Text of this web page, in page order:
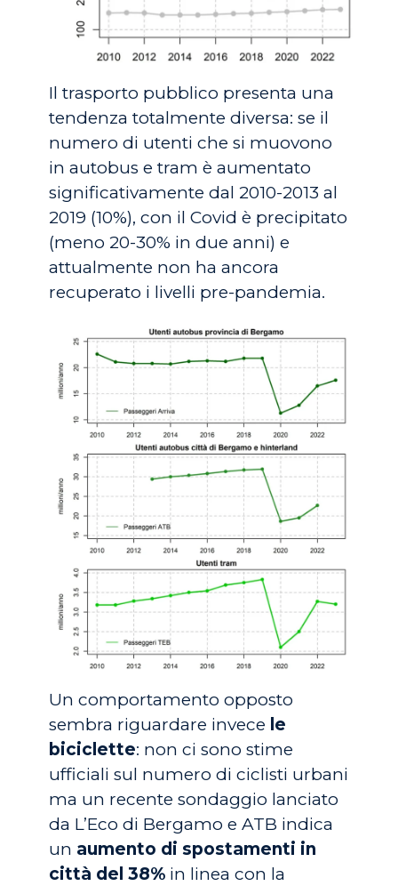
Il trasporto pubblico presenta una
tendenza totalmente diversa: se il
numero di utenti che si muovono
in autobus e tram è aumentato
significativamente dal 2010-2013 al
2019 (10%), con il Covid è precipitato
(meno 20-30% in due anni) e
attualmente non ha ancora
recuperato i livelli pre-pandemia.
Un comportamento opposto
sembra riguardare invece le
biciclette: non ci sono stime
ufficiali sul numero di ciclisti urbani
ma un recente sondaggio lanciato
da L’Eco di Bergamo e ATB indica
un aumento di spostamenti in
città del 38% in linea con la